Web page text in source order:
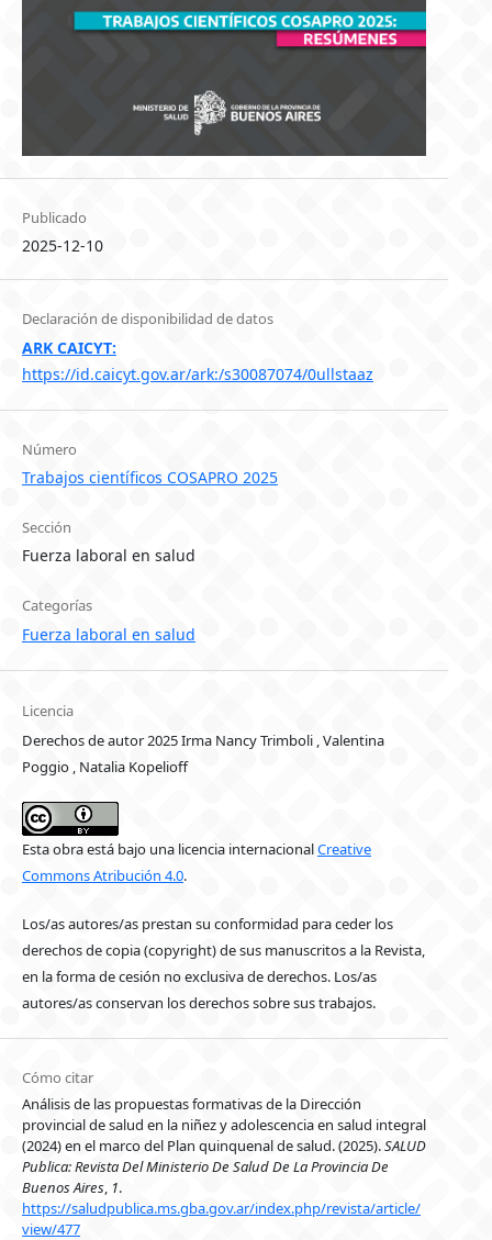
Publicado
2025-12-10
Declaración de disponibilidad de datos
ARK CAICYT:
https://id.caicyt.gov.ar/ark:/s30087074/0ullstaaz
Número
Trabajos científicos COSAPRO 2025
Sección
Fuerza laboral en salud
Categorías
Fuerza laboral en salud
Licencia
Derechos de autor 2025 Irma Nancy Trimboli , Valentina
Poggio , Natalia Kopelioff
Esta obra está bajo una licencia internacionalCreative
Commons Atribución 4.0.
Los/as autores/as prestan su conformidad para ceder los
derechos de copia (copyright) de sus manuscritos a la Revista,
en la forma de cesión no exclusiva de derechos. Los/as
autores/as conservan los derechos sobre sus trabajos.
Cómo citar
Análisis de las propuestas formativas de la Dirección
provincial de salud en la niñez y adolescencia en salud integral
(2024) en el marco del Plan quinquenal de salud. (2025).SALUD
Publica: Revista Del Ministerio De Salud De La Provincia De
Buenos Aires, 1.
https://saludpublica.ms.gba.gov.ar/index.php/revista/article/
view/477